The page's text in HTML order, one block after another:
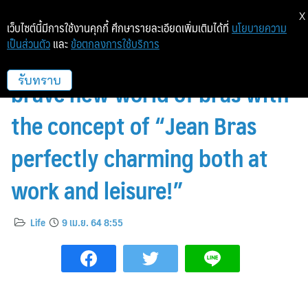
Wacoal x Mc Jeans creates a
brave new world of bras with
the concept of “Jean Bras
perfectly charming both at
work and leisure!”
Life 9 เม.ย. 64 8:55
เว็บไซต์นี้มีการใช้งานคุกกี้ ศึกษารายละเอียดเพิ่มเติมได้ที่ นโยบายความ
เป็นส่วนตัว และ ข้อตกลงการใช้บริการ
รับทราบ
X